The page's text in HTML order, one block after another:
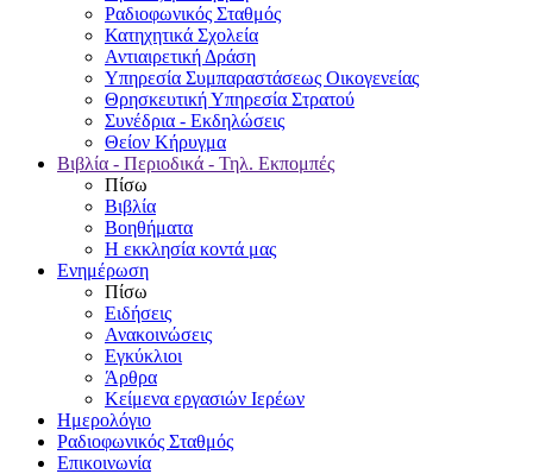
Ραδιοφωνικός Σταθμός
Κατηχητικά Σχολεία
Αντιαιρετική Δράση
Υπηρεσία Συμπαραστάσεως Οικογενείας
Θρησκευτική Υπηρεσία Στρατού
Συνέδρια - Εκδηλώσεις
Θείον Κήρυγμα
Βιβλία - Περιοδικά - Τηλ. Εκπομπές
Πίσω
Βιβλία
Βοηθήματα
Η εκκλησία κοντά μας
Ενημέρωση
Πίσω
Ειδήσεις
Ανακοινώσεις
Εγκύκλιοι
Άρθρα
Κείμενα εργασιών Ιερέων
Ημερολόγιο
Ραδιοφωνικός Σταθμός
Επικοινωνία